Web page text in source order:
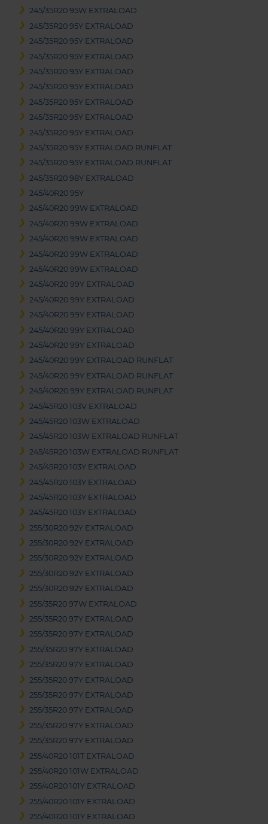
245/35R20 95W EXTRALOAD
245/35R20 95Y EXTRALOAD
245/35R20 95Y EXTRALOAD
245/35R20 95Y EXTRALOAD
245/35R20 95Y EXTRALOAD
245/35R20 95Y EXTRALOAD
245/35R20 95Y EXTRALOAD
245/35R20 95Y EXTRALOAD
245/35R20 95Y EXTRALOAD
245/35R20 95Y EXTRALOAD RUNFLAT
245/35R20 95Y EXTRALOAD RUNFLAT
245/35R20 98Y EXTRALOAD
245/40R20 95Y
245/40R20 99W EXTRALOAD
245/40R20 99W EXTRALOAD
245/40R20 99W EXTRALOAD
245/40R20 99W EXTRALOAD
245/40R20 99W EXTRALOAD
245/40R20 99Y EXTRALOAD
245/40R20 99Y EXTRALOAD
245/40R20 99Y EXTRALOAD
245/40R20 99Y EXTRALOAD
245/40R20 99Y EXTRALOAD
245/40R20 99Y EXTRALOAD RUNFLAT
245/40R20 99Y EXTRALOAD RUNFLAT
245/40R20 99Y EXTRALOAD RUNFLAT
245/45R20 103V EXTRALOAD
245/45R20 103W EXTRALOAD
245/45R20 103W EXTRALOAD RUNFLAT
245/45R20 103W EXTRALOAD RUNFLAT
245/45R20 103Y EXTRALOAD
245/45R20 103Y EXTRALOAD
245/45R20 103Y EXTRALOAD
245/45R20 103Y EXTRALOAD
255/30R20 92Y EXTRALOAD
255/30R20 92Y EXTRALOAD
255/30R20 92Y EXTRALOAD
255/30R20 92Y EXTRALOAD
255/30R20 92Y EXTRALOAD
255/35R20 97W EXTRALOAD
255/35R20 97Y EXTRALOAD
255/35R20 97Y EXTRALOAD
255/35R20 97Y EXTRALOAD
255/35R20 97Y EXTRALOAD
255/35R20 97Y EXTRALOAD
255/35R20 97Y EXTRALOAD
255/35R20 97Y EXTRALOAD
255/35R20 97Y EXTRALOAD
255/35R20 97Y EXTRALOAD
255/40R20 101T EXTRALOAD
255/40R20 101W EXTRALOAD
255/40R20 101Y EXTRALOAD
255/40R20 101Y EXTRALOAD
255/40R20 101Y EXTRALOAD